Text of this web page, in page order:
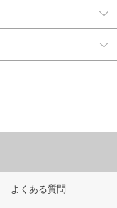
よくある質問